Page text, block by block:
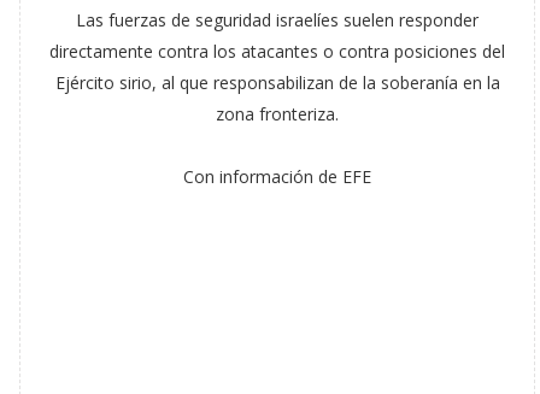
Las fuerzas de seguridad israelíes suelen responder
directamente contra los atacantes o contra posiciones del
Ejército sirio, al que responsabilizan de la soberanía en la
zona fronteriza.
Con información de EFE